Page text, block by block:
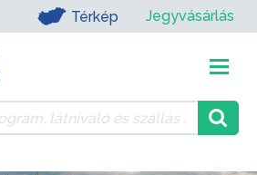
Térkép Jegyvásárlás